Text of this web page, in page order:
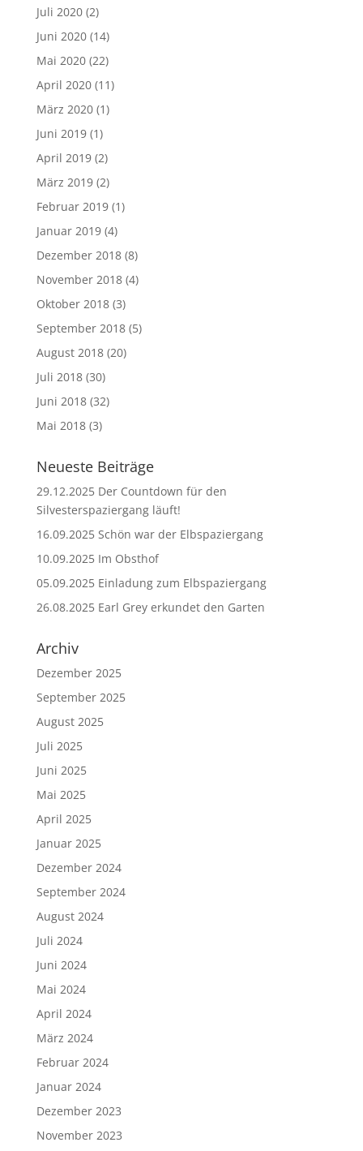
Juli 2020(2)
Juni 2020(14)
Mai 2020(22)
April 2020(11)
März 2020(1)
Juni 2019(1)
April 2019(2)
März 2019(2)
Februar 2019(1)
Januar 2019(4)
Dezember 2018(8)
November 2018(4)
Oktober 2018(3)
September 2018(5)
August 2018(20)
Juli 2018(30)
Juni 2018(32)
Mai 2018(3)
Neueste Beiträge
29.12.2025 Der Countdown für den
Silvesterspaziergang läuft!
16.09.2025 Schön war der Elbspaziergang
10.09.2025 Im Obsthof
05.09.2025 Einladung zum Elbspaziergang
26.08.2025 Earl Grey erkundet den Garten
Archiv
Dezember 2025
September 2025
August 2025
Juli 2025
Juni 2025
Mai 2025
April 2025
Januar 2025
Dezember 2024
September 2024
August 2024
Juli 2024
Juni 2024
Mai 2024
April 2024
März 2024
Februar 2024
Januar 2024
Dezember 2023
November 2023